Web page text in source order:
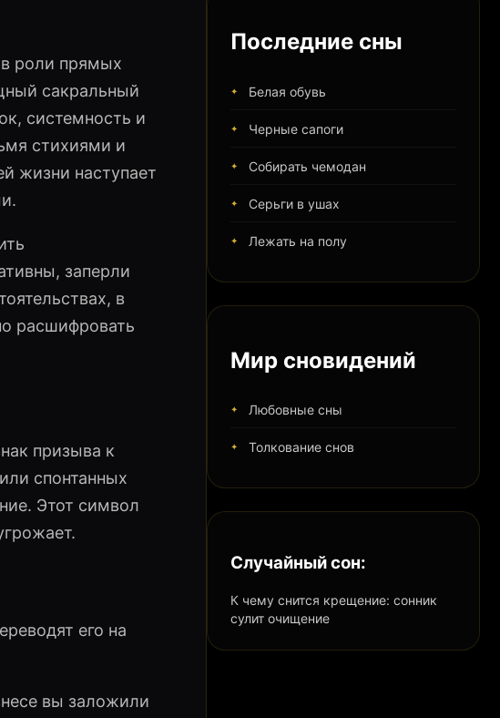
в роли прямых
сакральный
системность и
стихиями и
жизни наступает
заперли
в
расшифровать
призыва к
спонтанных
Этот символ
его на
вы заложили
Последние сны
Белая обувь
Черные сапоги
Собирать чемодан
Серьги в ушах
Лежать на полу
Мир сновидений
Любовные сны
Толкование снов
Случайный сон:
К чему снится крещение: сонник
сулит очищение